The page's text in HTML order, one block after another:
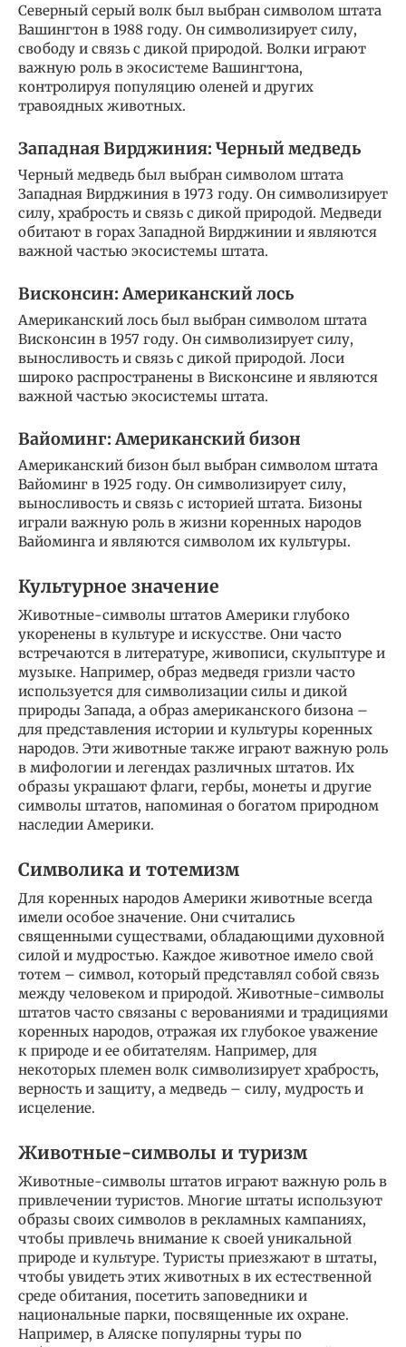
Северный серый волк был выбран символом штата
Вашингтон в 1988 году. Он символизирует силу,
свободу и связь с дикой природой. Волки играют
важную роль в экосистеме Вашингтона,
контролируя популяцию оленей и других
травоядных животных.
Западная Вирджиния: Черный медведь
Черный медведь был выбран символом штата
Западная Вирджиния в 1973 году. Он символизирует
силу, храбрость и связь с дикой природой. Медведи
обитают в горах Западной Вирджинии и являются
важной частью экосистемы штата.
Висконсин: Американский лось
Американский лось был выбран символом штата
Висконсин в 1957 году. Он символизирует силу,
выносливость и связь с дикой природой. Лоси
широко распространены в Висконсине и являются
важной частью экосистемы штата.
Вайоминг: Американский бизон
Американский бизон был выбран символом штата
Вайоминг в 1925 году. Он символизирует силу,
выносливость и связь с историей штата. Бизоны
играли важную роль в жизни коренных народов
Вайоминга и являются символом их культуры.
Культурное значение
Животные-символы штатов Америки глубоко
укоренены в культуре и искусстве. Они часто
встречаются в литературе, живописи, скульптуре и
музыке. Например, образ медведя гризли часто
используется для символизации силы и дикой
природы Запада, а образ американского бизона –
для представления истории и культуры коренных
народов. Эти животные также играют важную роль
в мифологии и легендах различных штатов. Их
образы украшают флаги, гербы, монеты и другие
символы штатов, напоминая о богатом природном
наследии Америки.
Символика и тотемизм
Для коренных народов Америки животные всегда
имели особое значение. Они считались
священными существами, обладающими духовной
силой и мудростью. Каждое животное имело свой
тотем – символ, который представлял собой связь
между человеком и природой. Животные-символы
штатов часто связаны с верованиями и традициями
коренных народов, отражая их глубокое уважение
к природе и ее обитателям. Например, для
некоторых племен волк символизирует храбрость,
верность и защиту, а медведь – силу, мудрость и
исцеление.
Животные-символы и туризм
Животные-символы штатов играют важную роль в
привлечении туристов. Многие штаты используют
образы своих символов в рекламных кампаниях,
чтобы привлечь внимание к своей уникальной
природе и культуре. Туристы приезжают в штаты,
чтобы увидеть этих животных в их естественной
среде обитания, посетить заповедники и
национальные парки, посвященные их охране.
Например, в Аляске популярны туры по